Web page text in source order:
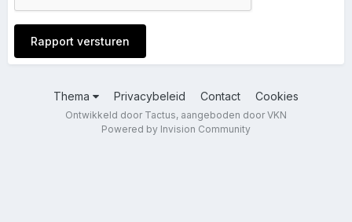
Rapport versturen
Thema Privacybeleid Contact Cookies
Ontwikkeld door Tactus, aangeboden door VKN
Powered by Invision Community